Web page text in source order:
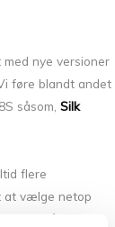
nye versioner
føre blandt andet
såsom, Silk
flere
at vælge netop
til råds.